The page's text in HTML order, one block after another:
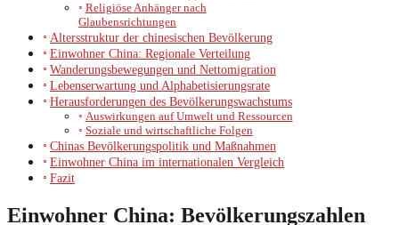
Religiöse Anhänger nach
Glaubensrichtungen
Altersstruktur der chinesischen Bevölkerung
Einwohner China: Regionale Verteilung
Wanderungsbewegungen und Nettomigration
Lebenserwartung und Alphabetisierungsrate
Herausforderungen des Bevölkerungswachstums
Auswirkungen auf Umwelt und Ressourcen
Soziale und wirtschaftliche Folgen
Chinas Bevölkerungspolitik und Maßnahmen
Einwohner China im internationalen Vergleich
Fazit
Einwohner China: Bevölkerungszahlen